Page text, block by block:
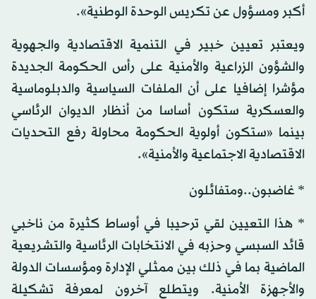
أكبر ومسؤول عن تكريس الوحدة الوطنية».
ويعتبر تعيين خبير في التنمية الاقتصادية والجهوية
والشؤون الزراعية والأمنية على رأس الحكومة الجديدة
مؤشرا إضافيا على أن الملفات السياسية والدبلوماسية
والعسكرية ستكون أساسا من أنظار الديوان الرئاسي
بينما «ستكون أولوية الحكومة محاولة رفع التحديات
الاقتصادية الاجتماعية والأمنية».
* غاضبون..ومتفائلون
* هذا التعيين لقي ترحيبا في أوساط كثيرة من ناخبي
قائد السبسي وحزبه في الانتخابات الرئاسية والتشريعية
الماضية بما في ذلك بين ممثلي الإدارة ومؤسسات الدولة
والأجهزة الأمنية. ويتطلع آخرون لمعرفة تشكيلة